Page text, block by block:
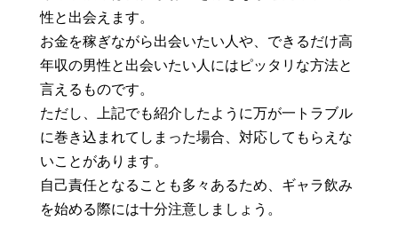
性と出会えます。
お金を稼ぎながら出会いたい人や、できるだけ高
年収の男性と出会いたい人にはピッタリな方法と
言えるものです。
ただし、上記でも紹介したように万が一トラブル
に巻き込まれてしまった場合、対応してもらえな
いことがあります。
自己責任となることも多々あるため、ギャラ飲み
を始める際には十分注意しましょう。